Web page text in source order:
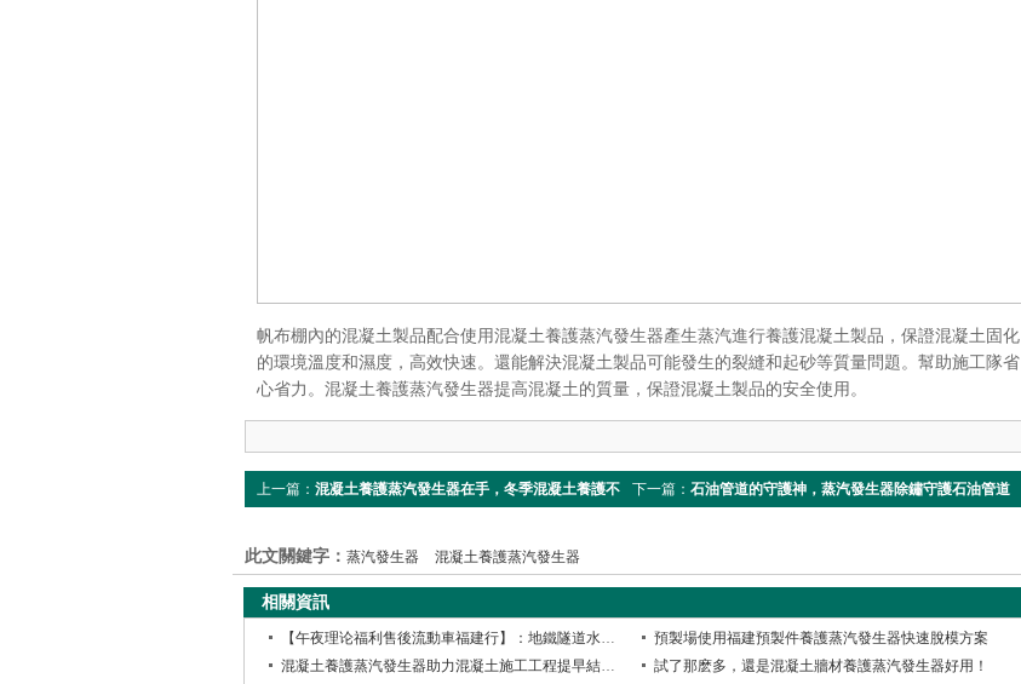
帆布棚內的混凝土製品配合使用混凝土養護蒸汽發生器產生蒸汽進行養護混凝土製品，保證混凝土固化
的環境溫度和濕度，高效快速。還能解決混凝土製品可能發生的裂縫和起砂等質量問題。幫助施工隊省
心省力。混凝土養護蒸汽發生器提高混凝土的質量，保證混凝土製品的安全使用。
下一篇： 石油管道的守護神，蒸汽發生器除鏽守護石油管道
上一篇： 混凝土養護蒸汽發生器在手，冬季混凝土養護不
此文關鍵字： 蒸汽發生器 混凝土養護蒸汽發生器
相關資訊
【午夜理论福利售後流動車福建行】：地鐵隧道水泥構件養護蒸汽發生器檢修現場紀實
預製場使用福建預製件養護蒸汽發生器快速脫模方案
混凝土養護蒸汽發生器助力混凝土施工工程提早結束工期安心回家過大年
試了那麽多，還是混凝土牆材養護蒸汽發生器好用！